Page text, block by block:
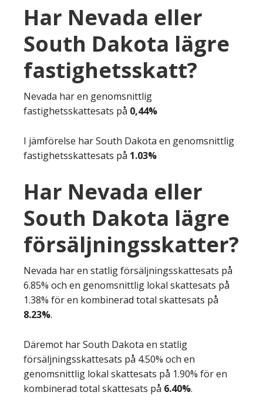
Har Nevada eller
South Dakota lägre
fastighetsskatt?
Nevada har en genomsnittlig
fastighetsskattesats på 0,44%
I jämförelse har South Dakota en genomsnittlig
fastighetsskattesats på 1.03%
Har Nevada eller
South Dakota lägre
försäljningsskatter?
Nevada har en statlig försäljningsskattesats på
6.85% och en genomsnittlig lokal skattesats på
1.38% för en kombinerad total skattesats på
8.23%.
Däremot har South Dakota en statlig
försäljningsskattesats på 4.50% och en
genomsnittlig lokal skattesats på 1.90% för en
kombinerad total skattesats på 6.40%.